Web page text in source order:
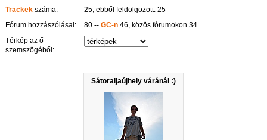
Sátoraljaújhely váránál :)
Trackek száma:
25, ebből feldolgozott: 25
Fórum hozzászólásai:
80 --GC-n 46, közös fórumokon 34
Térkép az ő
szemszögéből: